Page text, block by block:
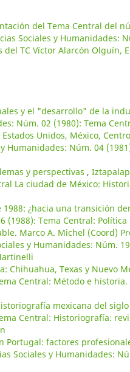
del Tema Central del
Sociales y Humanidades:
TC Víctor Alarcón Olguín,
y el "desarrollo" de la
Núm. 02 (1980): Tema
Estados Unidos, México,
Humanidades: Núm. 04
y perspectivas ,
La ciudad de México:
1988: ¿hacia una transición
(1988): Tema Central:
Marco A. Michel (Coord)
y Humanidades: Núm.
Chihuahua, Texas y Nuevo
Central: Método e historia.
mexicana del siglo
Central: Historiografía:
Portugal: factores
Sociales y Humanidades: